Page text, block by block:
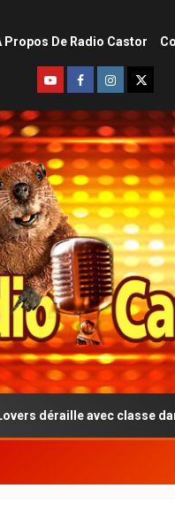
Propos De Radio Castor
avec classe dans Train of